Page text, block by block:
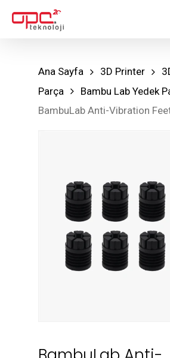
Ana Sayfa 3D Printer
Parça
Bambu Lab Yedek
BambuLab Anti-Vibration